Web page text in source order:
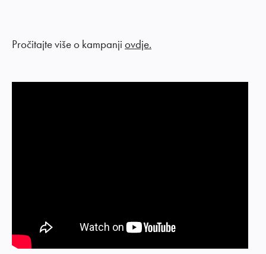
Pročitajte više o kampanji ovdje.